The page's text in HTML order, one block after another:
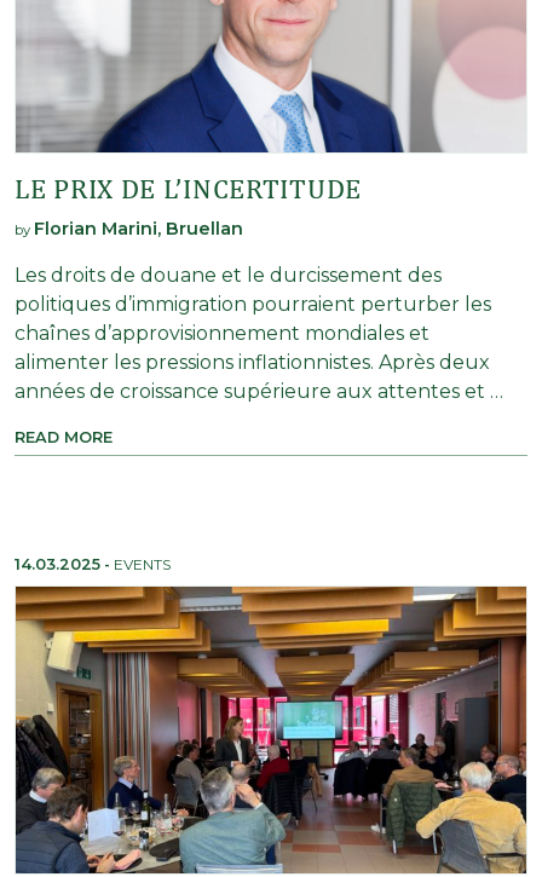
LE PRIX DE L’INCERTITUDE
by Florian Marini, Bruellan
Les droits de douane et le durcissement des
politiques d’immigration pourraient perturber les
chaînes d’approvisionnement mondiales et
alimenter les pressions inflationnistes. Après deux
années de croissance supérieure aux attentes et …
READ MORE
14.03.2025 - EVENTS